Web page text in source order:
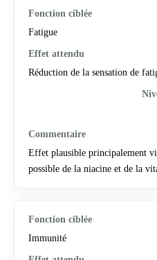
Fatigue
Réduction de la sensation de
Effet plausible principalement
possible de la niacine et de la
Immunité